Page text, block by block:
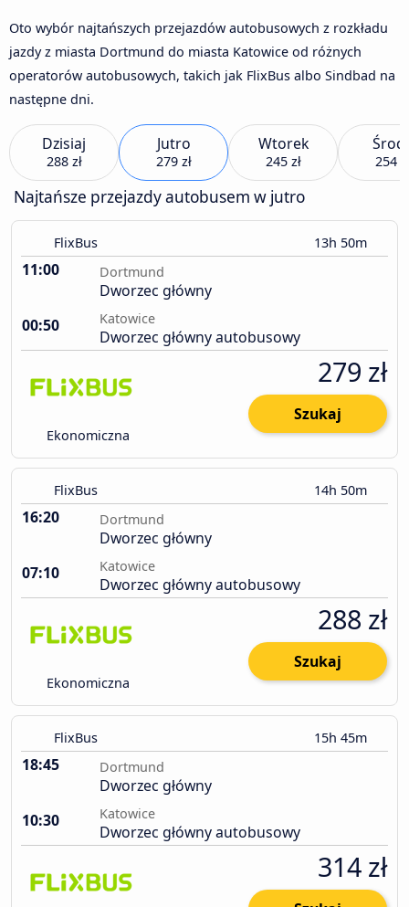
Oto wybór najtańszych przejazdów autobusowych z rozkładu
jazdy z miasta Dortmund do miasta Katowice od różnych
operatorów autobusowych, takich jak FlixBus albo Sindbad na
następne dni.
Dzisiaj
288 zł
Jutro
279 zł
Wtorek
245 zł 254
Najtańsze przejazdy autobusem w jutro
FlixBus 13h 50m
11:00 Dortmund
Dworzec główny
00:50
Katowice
Dworzec główny autobusowy
Ekonomiczna
279 zł
Szukaj
FlixBus 14h 50m
16:20 Dortmund
Dworzec główny
07:10
Katowice
Dworzec główny autobusowy
Ekonomiczna
288 zł
Szukaj
FlixBus 15h 45m
18:45 Dortmund
Dworzec główny
10:30
Katowice
Dworzec główny autobusowy
314 zł